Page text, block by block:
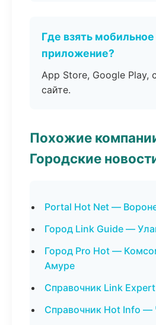
Где взять мобильное
приложение?
App Store, Google Play,
сайте.
Похожие
Городские
Portal Hot Net —
Город Link Guide —
Город Pro Hot —
Амуре
Справочник Link
Справочник Hot Info —